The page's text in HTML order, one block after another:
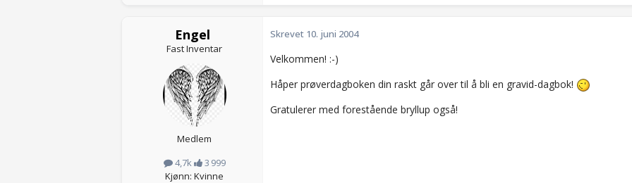
Engel
Fast Inventar
Medlem
4,7k
3 999
Kjønn: Kvinne
Skrevet 10. juni 2004
Velkommen! :-)
Håper prøverdagboken din raskt går over til å bli en gravid-dagbok!
Gratulerer med forestående bryllup også!